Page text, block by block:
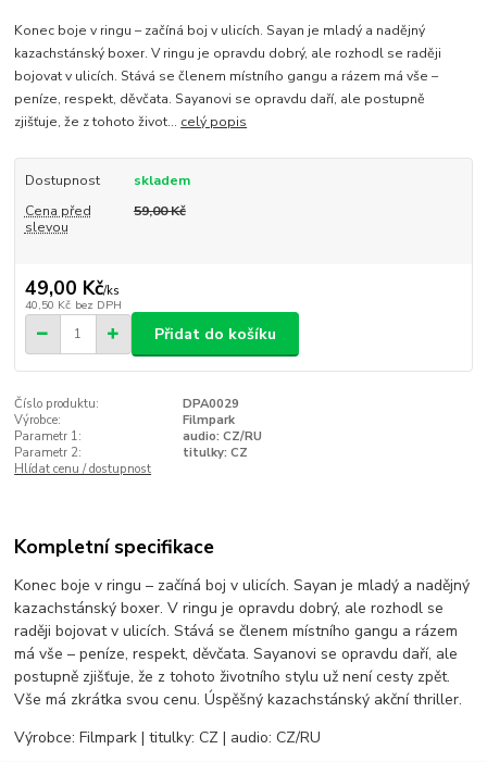
Konec boje v ringu – začíná boj v ulicích. Sayan je mladý a nadějný
kazachstánský boxer. V ringu je opravdu dobrý, ale rozhodl se raději
bojovat v ulicích. Stává se členem místního gangu a rázem má vše –
peníze, respekt, děvčata. Sayanovi se opravdu daří, ale postupně
zjišťuje, že z tohoto život... celý popis
Dostupnost
skladem
Cena před
slevou
59,00 Kč
49,00 Kč/ks
40,50 Kč bez DPH
Přidat do košíku
Číslo produktu:
DPA0029
Výrobce:
Filmpark
Parametr 1:
audio: CZ/RU
Parametr 2:
titulky: CZ
Hlídat cenu / dostupnost
Kompletní specifikace
Konec boje v ringu – začíná boj v ulicích. Sayan je mladý a nadějný
kazachstánský boxer. V ringu je opravdu dobrý, ale rozhodl se
raději bojovat v ulicích. Stává se členem místního gangu a rázem
má vše – peníze, respekt, děvčata. Sayanovi se opravdu daří, ale
postupně zjišťuje, že z tohoto životního stylu už není cesty zpět.
Vše má zkrátka svou cenu. Úspěšný kazachstánský akční thriller.
Výrobce: Filmpark | titulky: CZ | audio: CZ/RU